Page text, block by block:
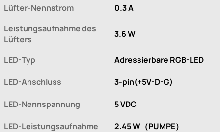
Lüfter-Nennstrom
0.3 A
Leistungsaufnahme des
Lüfters
3.6 W
LED-Typ Adressierbare RGB-LED
LED-Anschluss 3-pin(+5V-D-G)
LED-Nennspannung 5 VDC
LED-Leistungsaufnahme 2.45 W（PUMPE）